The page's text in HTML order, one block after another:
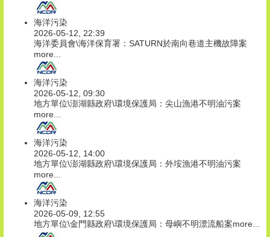
海洋污染
2026-05-12, 22:39
海洋委員會\海洋保育署：SATURN於南向巷道主機故障案
more...
海洋污染
2026-05-12, 09:30
地方單位\澎湖縣政府\環境保護局：尖山漁港不明油污案
more...
海洋污染
2026-05-12, 14:00
地方單位\澎湖縣政府\環境保護局：外垵漁港不明油污案
more...
海洋污染
2026-05-09, 12:55
地方單位\金門縣政府\環境保護局：母嶼不明漂流船案more...